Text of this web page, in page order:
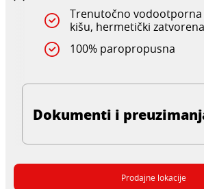
Trenutočno
kišu, hermetički zatvorena
100% paropropusna
Dokumenti i
Prodajne lokacije